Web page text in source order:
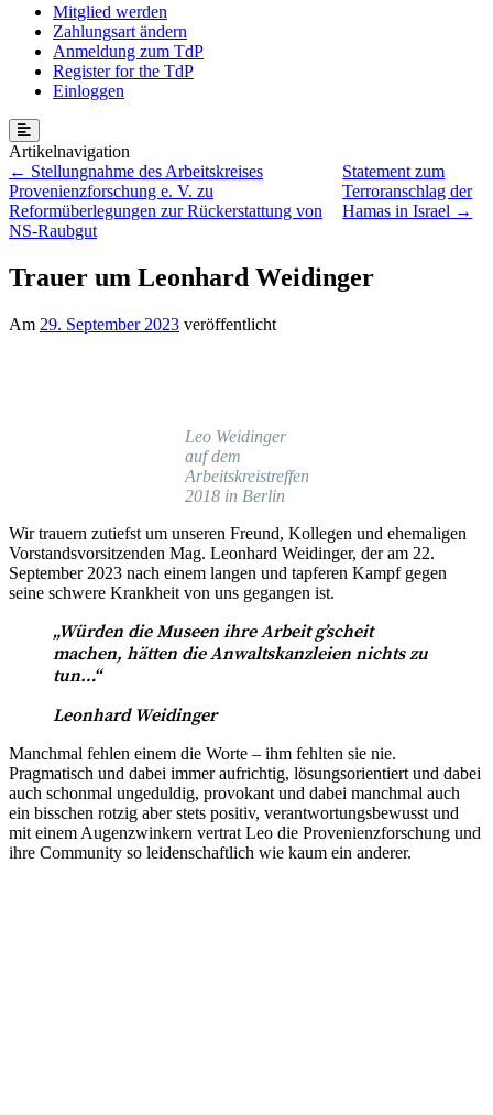
Mitglied werden
Zahlungsart ändern
Anmeldung zum TdP
Register for the TdP
Einloggen
Beitragsnavigation
Stellungnahme des Arbeitskreises
Provenienzforschung e. V. zu
Reformüberlegungen zur Rückerstattung von
NS-Raubgut
Statement zum
Terroranschlag der
Hamas in Israel
Trauer um Leonhard Weidinger
Am 29. September 2023 veröffentlicht
Leo Weidinger
auf dem
Arbeitskreistreffen
2018 in Berlin
Wir trauern zutiefst um unseren Freund, Kollegen und ehemaligen
Vorstandsvorsitzenden Mag. Leonhard Weidinger, der am 22.
September 2023 nach einem langen und tapferen Kampf gegen
seine schwere Krankheit von uns gegangen ist.
„Würden die Museen ihre Arbeit g’scheit
machen, hätten die Anwaltskanzleien nichts zu
tun…“
Leonhard Weidinger
Manchmal fehlen einem die Worte – ihm fehlten sie nie.
Pragmatisch und dabei immer aufrichtig, lösungsorientiert und dabei
auch schonmal ungeduldig, provokant und dabei manchmal auch
ein bisschen rotzig aber stets positiv, verantwortungsbewusst und
mit einem Augenzwinkern vertrat Leo die Provenienzforschung und
ihre Community so leidenschaftlich wie kaum ein anderer.